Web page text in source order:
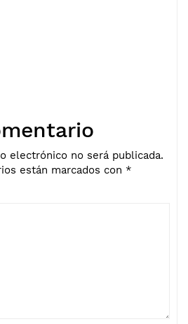
electrónico no será publicada.
están marcados con *